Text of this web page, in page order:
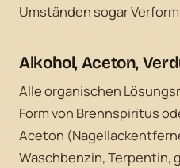
Umständen sogar
Alkohol, Aceton,
Alle organischen
Form von Brennspiritus
Aceton
Waschbenzin, Terpentin,